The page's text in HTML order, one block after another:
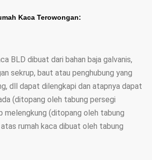
Kaca Terowongan:
BLD dibuat dari bahan baja galvanis,
sekrup, baut atau penghubung yang
dll dapat dilengkapi dan atapnya dapat
(ditopang oleh tabung persegi
melengkung (ditopang oleh tabung
rumah kaca dibuat oleh tabung